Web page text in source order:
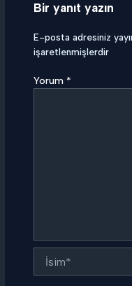
Bir yanıt yazın
E-posta adresiniz
işaretlenmişlerdir
Yorum *
İsim*